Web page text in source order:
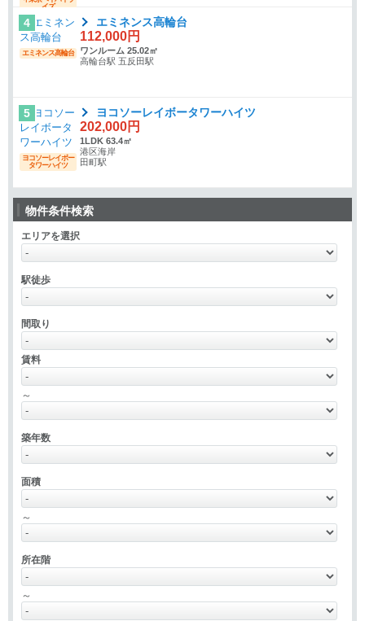
イズ
4
エミネンス高輪台
エミネンス高輪台
112,000円
ワンルーム 25.02㎡
高輪台駅 五反田駅
5
ヨコソーレイボー
タワーハイツ
ヨコソーレイボータワーハイツ
202,000円
1LDK 63.4㎡
港区海岸
田町駅
物件条件検索
エリアを選択
駅徒歩
間取り
賃料
～
築年数
面積
～
所在階
～